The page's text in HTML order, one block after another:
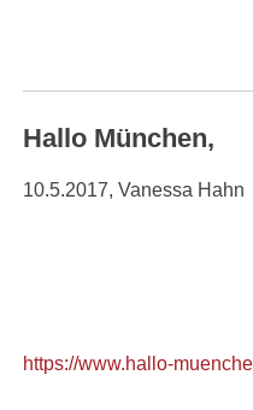
Hallo München,
10.5.2017, Vanessa Hahn
https://www.hallo-